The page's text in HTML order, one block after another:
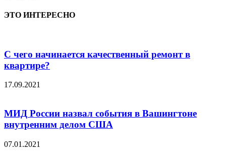
ЭТО ИНТЕРЕСНО
С чего начинается качественный ремонт в
квартире?
17.09.2021
МИД России назвал события в Вашингтоне
внутренним делом США
07.01.2021